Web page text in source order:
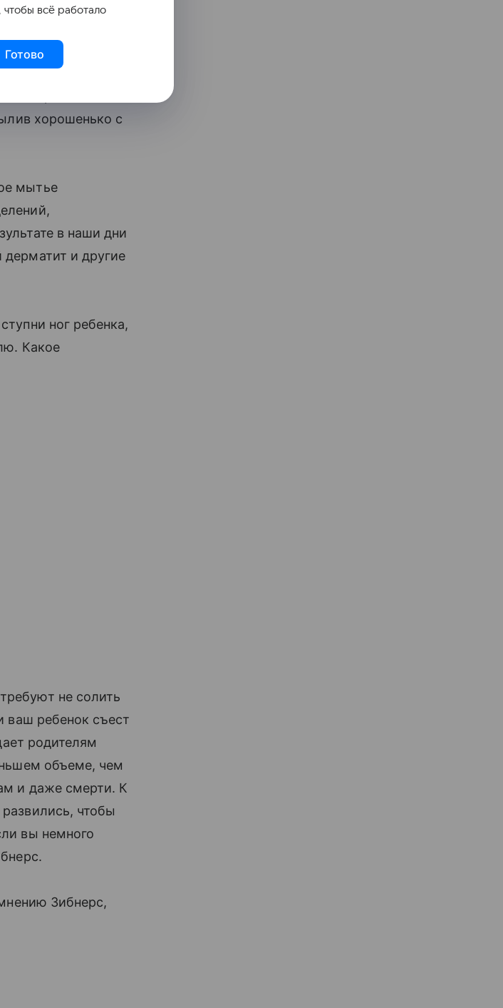
мыть
отправит
хорошенько с
мытье
в наши дни
дерматит и другие
ног ребенка,
Какое
не солить
ваш ребенок съест
родителям
объеме, чем
и даже смерти. К
чтобы
вы немного
Зибнерс,
чтобы всё работало
Готово